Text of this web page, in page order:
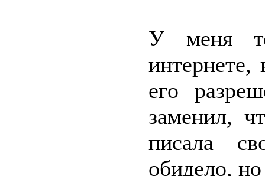
У меня
его
заменил,
писала
обидело,